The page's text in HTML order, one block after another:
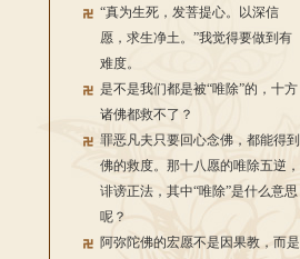
“真为生死，发菩提心。以深信
愿，求生净土。”我觉得要做到有
难度。
是不是我们都是被“唯除”的，十方
诸佛都救不了？
罪恶凡夫只要回心念佛，都能得到
佛的救度。那十八愿的唯除五逆，
诽谤正法，其中“唯除”是什么意思
呢？
阿弥陀佛的宏愿不是因果教，而是